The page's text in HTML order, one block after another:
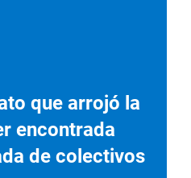
que arrojó la
encontrada
de colectivos